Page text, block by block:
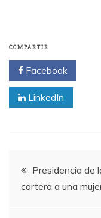
COMPARTIR
Facebook
LinkedIn
Navegación
Presidencia de
cartera a una